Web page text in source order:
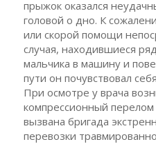
прыжок оказался
головой о дно. К
или скорой помощи
случая, находившиеся
мальчика в машину и
пути он почувствовал
При осмотре у врача
компрессионный
вызвана бригада
перевозки